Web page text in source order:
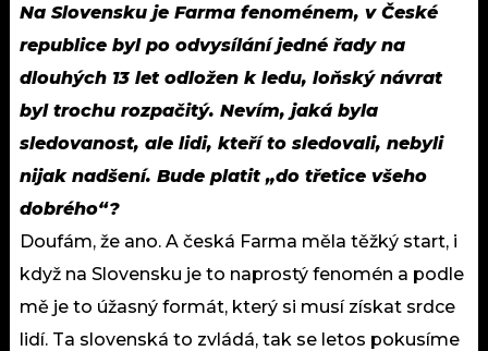
Na Slovensku je Farma fenoménem, v České
republice byl po odvysílání jedné řady na
dlouhých 13 let odložen k ledu, loňský návrat
byl trochu rozpačitý. Nevím, jaká byla
sledovanost, ale lidi, kteří to sledovali, nebyli
nijak nadšení. Bude platit „do třetice všeho
dobrého“?
Doufám, že ano. A česká Farma měla těžký start, i
když na Slovensku je to naprostý fenomén a podle
mě je to úžasný formát, který si musí získat srdce
lidí. Ta slovenská to zvládá, tak se letos pokusíme